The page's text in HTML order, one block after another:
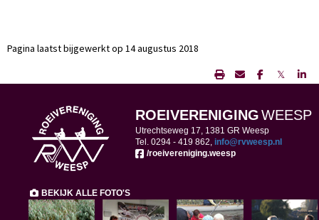
Pagina laatst bijgewerkt op 14 augustus 2018
𝕏
ROEIVERENIGINGWEESP
Utrechtseweg 17, 1381 GR Weesp
Tel. 0294 - 419 862, ofni@rvweesp.nl
/roeivereniging.weesp
BEKIJK ALLE FOTO'S